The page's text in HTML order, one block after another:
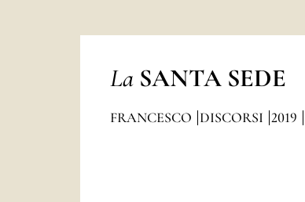
La SANTA SEDE
FRANCESCO DISCORSI 2019